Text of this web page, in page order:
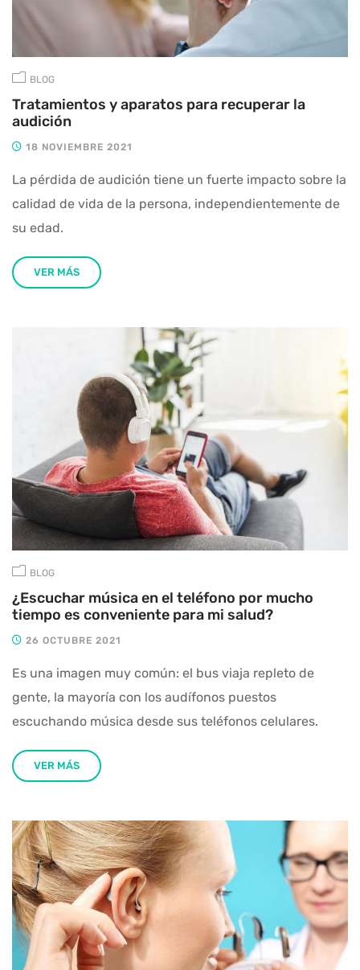
BLOG
Tratamientos y aparatos para recuperar la
audición
18 NOVIEMBRE 2021
La pérdida de audición tiene un fuerte impacto sobre la
calidad de vida de la persona, independientemente de
su edad.
VER MÁS
BLOG
¿Escuchar música en el teléfono por mucho
tiempo es conveniente para mi salud?
26 OCTUBRE 2021
Es una imagen muy común: el bus viaja repleto de
gente, la mayoría con los audífonos puestos
escuchando música desde sus teléfonos celulares.
VER MÁS